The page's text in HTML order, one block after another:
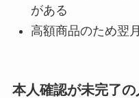
がある
高額商品のため翌
本人確認が未完了の